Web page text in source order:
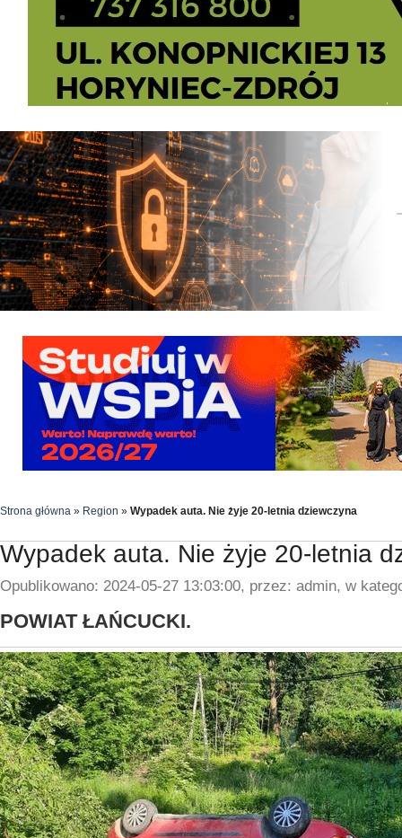
Strona główna » Region » Wypadek auta. Nie żyje 20-letnia dziewczyna
Wypadek auta. Nie żyje 20-letnia
Opublikowano: 2024-05-27 13:03:00, przez: admin, w
POWIAT ŁAŃCUCKI.